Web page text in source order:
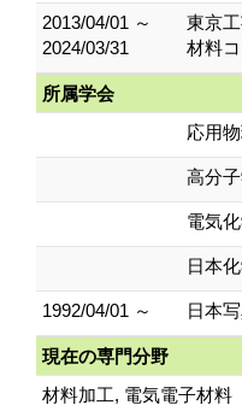
2013/04/01 ～
2024/03/31
東京
材料
所属学会
応用
高分
電気
日本
1992/04/01 ～ 日本
現在の専門分野
材料加工, 電気電子材料